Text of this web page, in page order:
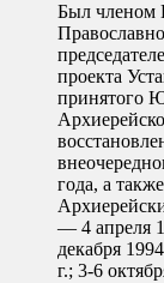
Был членом
проекта
принятого
года, а
— 4 апреля
декабря
г.; 3-6